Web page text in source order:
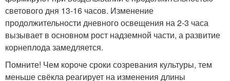
светового дня 13-16 часов. Изменение
продолжительности дневного освещения на 2-3 часа
вызывает в основном рост надземной части, а развитие
корнеплода замедляется.
Помните! Чем короче сроки созревания культуры, тем
меньше свёкла реагирует на изменения длины